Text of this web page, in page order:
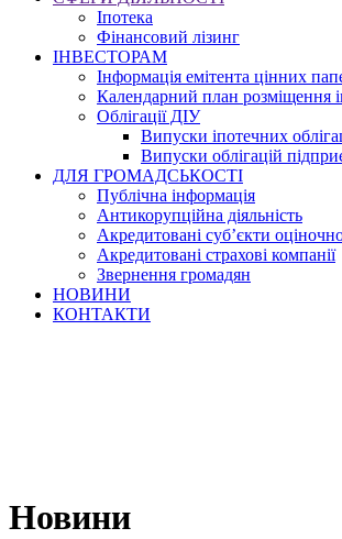
Іпотека
Фінансовий лізинг
ІНВЕСТОРАМ
Інформація емітента цінних
Календарний план розміщення
Облігації ДІУ
Випуски іпотечних
Випуски облігацій
ДЛЯ ГРОМАДСЬКОСТІ
Публічна інформація
Антикорупційна діяльність
Акредитовані суб’єкти
Акредитовані страхові компанії
Звернення громадян
НОВИНИ
КОНТАКТИ
Новини